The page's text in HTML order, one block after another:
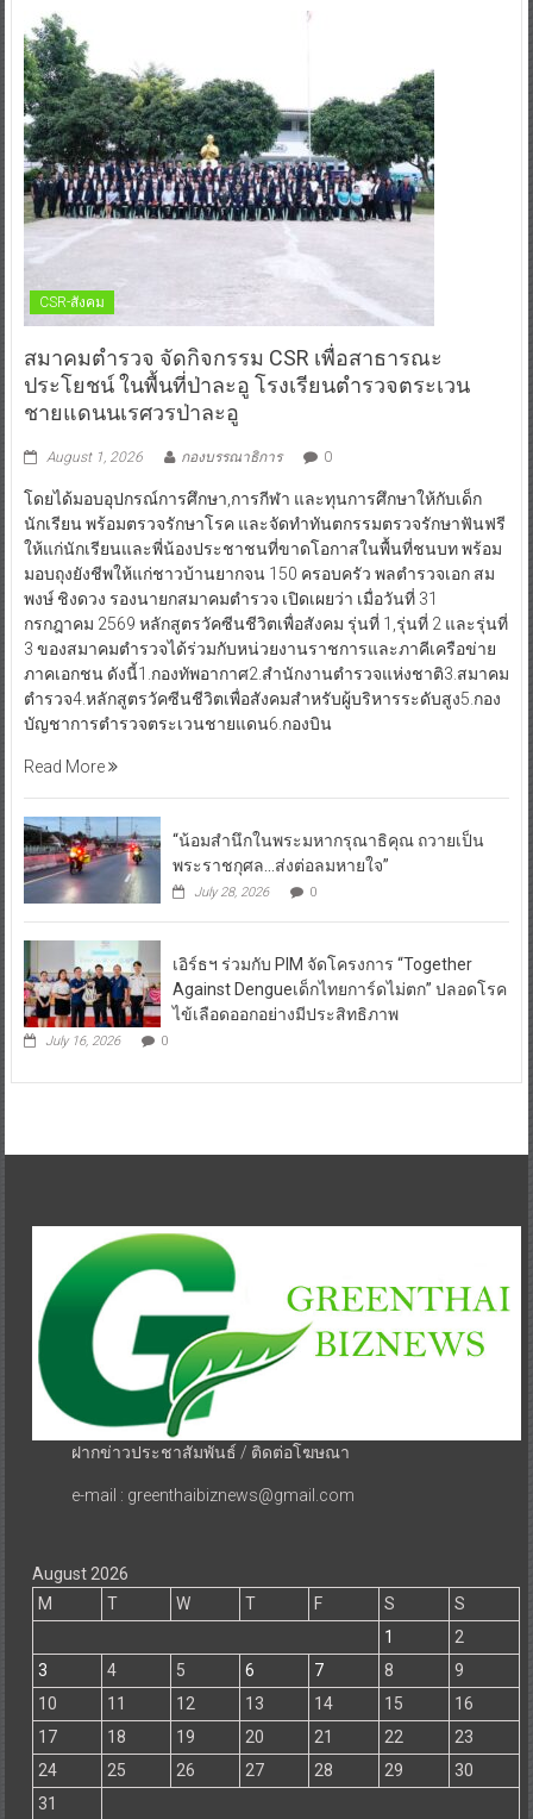
CSR-สังคม
สมาคมตำรวจ จัดกิจกรรม CSR เพื่อสาธารณะ
ประโยชน์ ในพื้นที่ป่าละอู โรงเรียนตำรวจตระเวน
ชายแดนนเรศวรป่าละอู
August 1, 2026 กองบรรณาธิการ 0
โดยได้มอบอุปกรณ์การศึกษา,การกีฬา และทุนการศึกษาให้กับเด็ก
นักเรียน พร้อมตรวจรักษาโรค และจัดทำทันตกรรมตรวจรักษาฟันฟรี
ให้แก่นักเรียนและพี่น้องประชาชนที่ขาดโอกาสในพื้นที่ชนบท พร้อม
มอบถุงยังชีพให้แก่ชาวบ้านยากจน 150 ครอบครัว พลตำรวจเอก สม
พงษ์ ชิงดวง รองนายกสมาคมตำรวจ เปิดเผยว่า เมื่อวันที่ 31
กรกฎาคม 2569 หลักสูตรวัคซีนชีวิตเพื่อสังคม รุ่นที่ 1,รุ่นที่ 2 และรุ่นที่
3 ของสมาคมตำรวจได้ร่วมกับหน่วยงานราชการและภาคีเครือข่าย
ภาคเอกชน ดังนี้1.กองทัพอากาศ2.สำนักงานตำรวจแห่งชาติ3.สมาคม
ตำรวจ4.หลักสูตรวัคซีนชีวิตเพื่อสังคมสำหรับผู้บริหารระดับสูง5.กอง
บัญชาการตำรวจตระเวนชายแดน6.กองบิน
Read More
“น้อมสำนึกในพระมหากรุณาธิคุณ ถวายเป็น
พระราชกุศล…ส่งต่อลมหายใจ”
July 28, 2026 0
เอิร์ธฯ ร่วมกับ PIM จัดโครงการ “Together
Against Dengueเด็กไทยการ์ดไม่ตก” ปลอดโรค
ไข้เลือดออกอย่างมีประสิทธิภาพ
July 16, 2026 0
ฝากข่าวประชาสัมพันธ์ / ติดต่อโฆษณา
e-mail : greenthaibiznews@gmail.com
August 2026
M
T W T F S
S
1
2
3
4 5 6 7 8
9
10
11 12 13 14 15
16
17
18 19 20 21 22
23
24
25 26 27 28 29
30
31